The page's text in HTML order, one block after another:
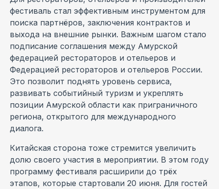
фестиваль стал эффективным инструментом для
поиска партнёров, заключения контрактов и
выхода на внешние рынки. Важным шагом стало
подписание соглашения между Амурской
федерацией рестораторов и отельеров и
Федерацией рестораторов и отельеров России.
Это позволит поднять уровень сервиса,
развивать событийный туризм и укреплять
позиции Амурской области как приграничного
региона, открытого для международного
диалога.
Китайская сторона тоже стремится увеличить
долю своего участия в мероприятии. В этом году
программу фестиваля расширили до трёх
этапов, которые стартовали 20 июня. Для гостей